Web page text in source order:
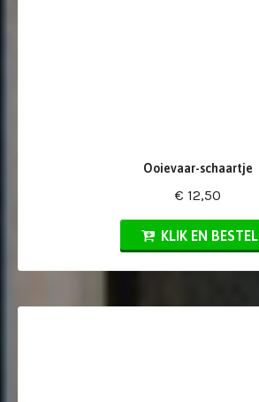
Ooievaar-schaartje
€ 12,50
KLIK EN BESTEL